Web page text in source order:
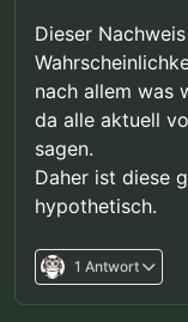
Dieser
nach allem was
da alle aktuell
sagen.
Daher ist diese
hypothetisch.
1 Antwort